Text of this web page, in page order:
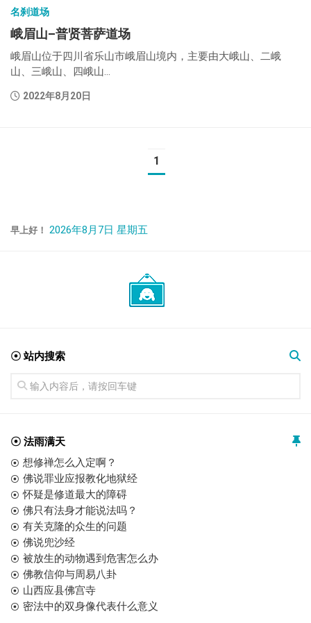
名刹道场
峨眉山–普贤菩萨道场
峨眉山位于四川省乐山市峨眉山境内，主要由大峨山、二峨
山、三峨山、四峨山...
2022年8月20日
1
早上好！ 2026年8月7日 星期五
☉ 站内搜索
☉ 法雨满天
想修禅怎么入定啊？
佛说罪业应报教化地狱经
怀疑是修道最大的障碍
佛只有法身才能说法吗？
有关克隆的众生的问题
佛说兜沙经
被放生的动物遇到危害怎么办
佛教信仰与周易八卦
山西应县佛宫寺
密法中的双身像代表什么意义